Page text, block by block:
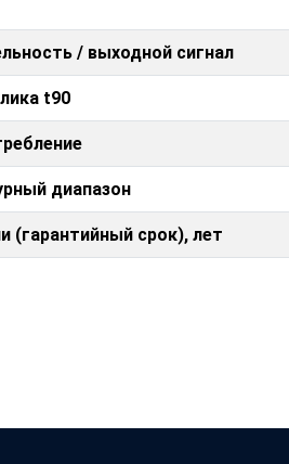
/ выходной сигнал
t90
диапазон
(гарантийный срок), лет